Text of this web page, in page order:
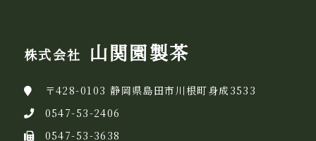
株式会社 山関園製茶
〒428-0103 静岡県島田市川根町身成3533
0547-53-2406
0547-53-3638